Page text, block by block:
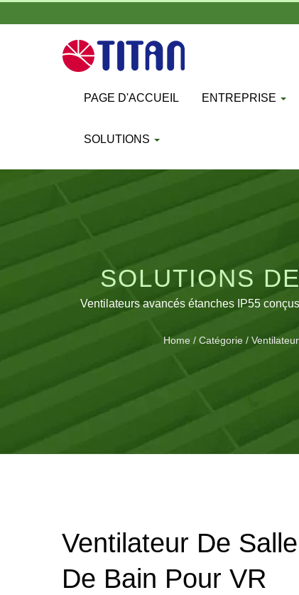
PAGE D'ACCUEIL ENTREPRISE
SOLUTIONS
SOLUTIONS
Ventilateurs avancés étanches IP55
Home / Catégorie /
Ventilateur De Salle
De Bain Pour VR